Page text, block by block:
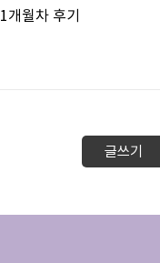
월차 후기
글쓰기